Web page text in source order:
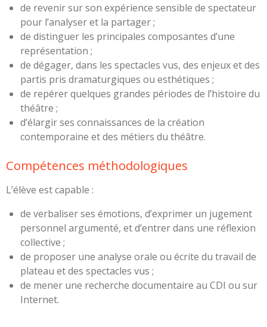
de revenir sur son expérience sensible de spectateur
pour l’analyser et la partager ;
de distinguer les principales composantes d’une
représentation ;
de dégager, dans les spectacles vus, des enjeux et des
partis pris dramaturgiques ou esthétiques ;
de repérer quelques grandes périodes de l’histoire du
théâtre ;
d’élargir ses connaissances de la création
contemporaine et des métiers du théâtre.
Compétences méthodologiques
L’élève est capable :
de verbaliser ses émotions, d’exprimer un jugement
personnel argumenté, et d’entrer dans une réflexion
collective ;
de proposer une analyse orale ou écrite du travail de
plateau et des spectacles vus ;
de mener une recherche documentaire au CDI ou sur
Internet.